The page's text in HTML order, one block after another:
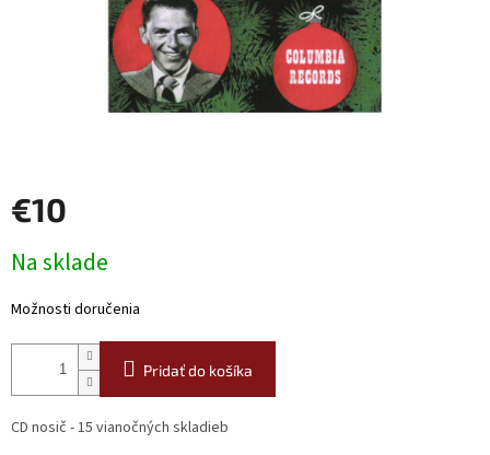
€10
cena:
Na sklade
Možnosti doručenia
Pridať do košíka
CD nosič - 15 vianočných skladieb